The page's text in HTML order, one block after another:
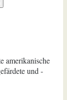
amerikanische
und -